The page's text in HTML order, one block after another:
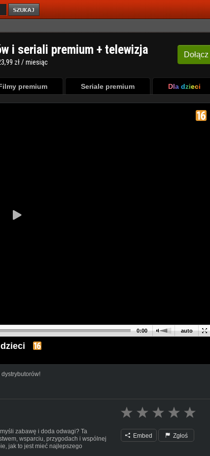
Dołącz
i seriali premium + telewizja
zł / miesiąc
premium Seriale premium Dla dzieci
auto
0:00
zabawę i doda odwagi? Ta
wsparciu, przygodach i wspólnej
jak to jest mieć najlepszego
Embed Zgłoś